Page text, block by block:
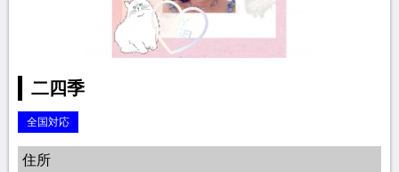
二四季
全国対応
住所